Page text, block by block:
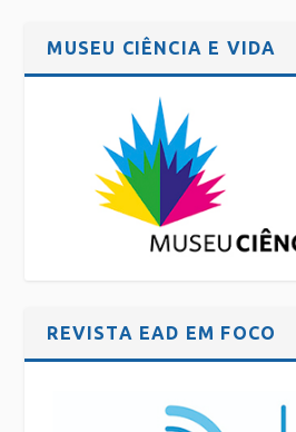
MUSEU CIÊNCIA E VIDA
REVISTA EAD EM FOCO